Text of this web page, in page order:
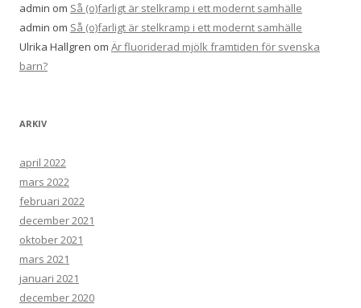
admin om Så (o)farligt är stelkramp i ett modernt samhälle
admin om Så (o)farligt är stelkramp i ett modernt samhälle
Ulrika Hallgren om Är fluoriderad mjölk framtiden för svenska
barn?
ARKIV
april 2022
mars 2022
februari 2022
december 2021
oktober 2021
mars 2021
januari 2021
december 2020